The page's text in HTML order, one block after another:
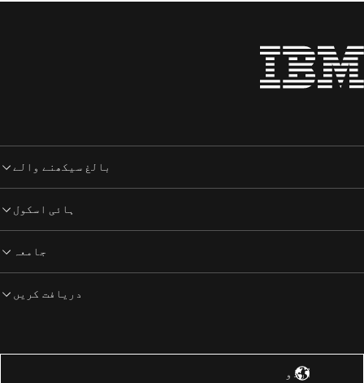
بالغ سیکھنے والے
ہائی اسکول
جامعہ
دریافت کریں
اُردُو‎